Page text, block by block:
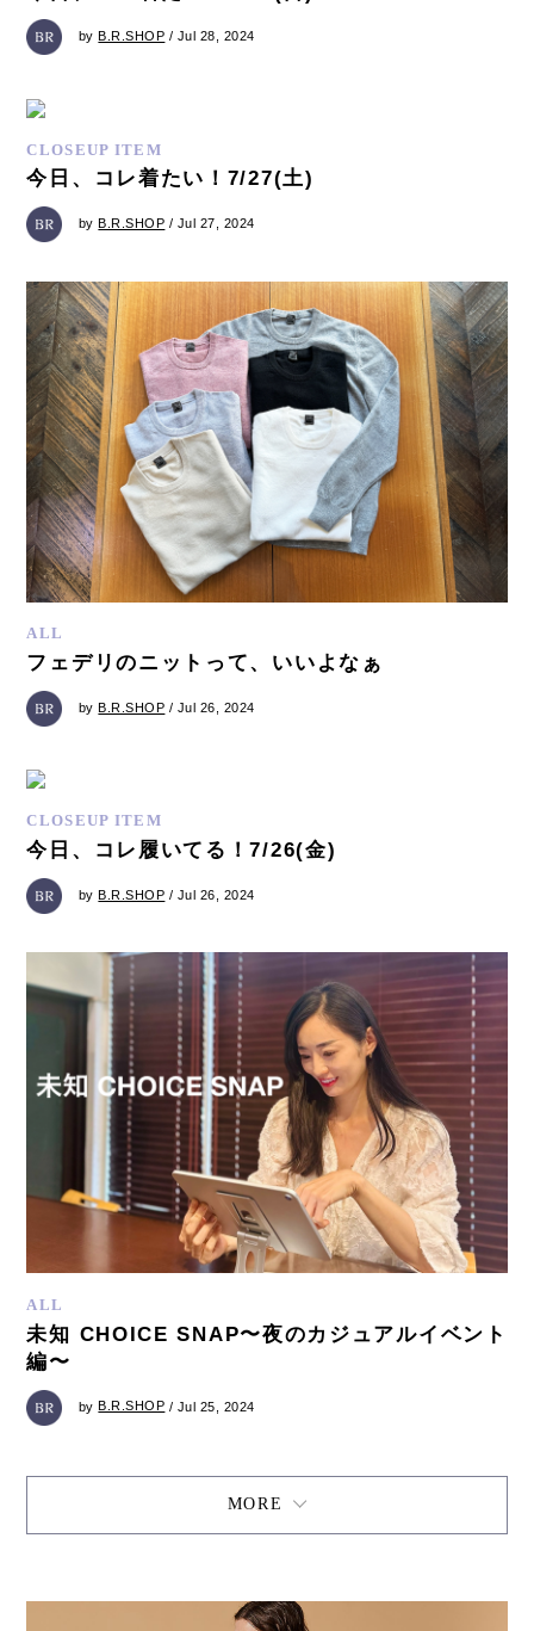
by B.R.SHOP / Jul 28, 2024
CLOSEUP ITEM
今日、コレ着たい！7/27(土)
by B.R.SHOP / Jul 27, 2024
ALL
フェデリのニットって、いいよなぁ
byB.R.SHOP / Jul 26, 2024
CLOSEUP ITEM
今日、コレ履いてる！7/26(金)
byB.R.SHOP / Jul 26, 2024
ALL
未知 CHOICE SNAP〜夜のカジュアルイベント
編〜
by B.R.SHOP / Jul 25, 2024
MORE